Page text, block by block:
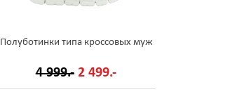
Полуботинки типа кроссовых муж
4 999.- 2 499.-